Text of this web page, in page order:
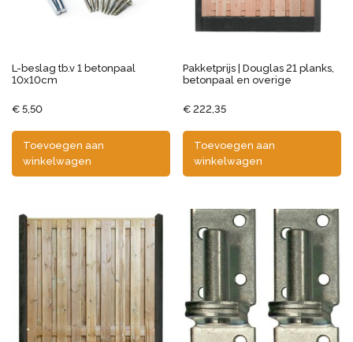
L-beslag tb.v 1 betonpaal
10x10cm
€ 5,50
Toevoegen aan
winkelwagen
Pakketprijs | Douglas 21 planks,
betonpaal en overige
€ 222,35
Toevoegen aan
winkelwagen